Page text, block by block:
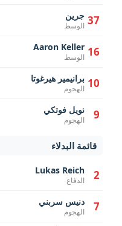
37 جرين
الوسط
16
Aaron Keller
الوسط
10 برانيمير هيرغوتا
الهجوم
9 نويل فوتكي
الهجوم
قائمة البدلاء
2
Lukas Reich
الدفاع
7 دنيس سربني
الهجوم